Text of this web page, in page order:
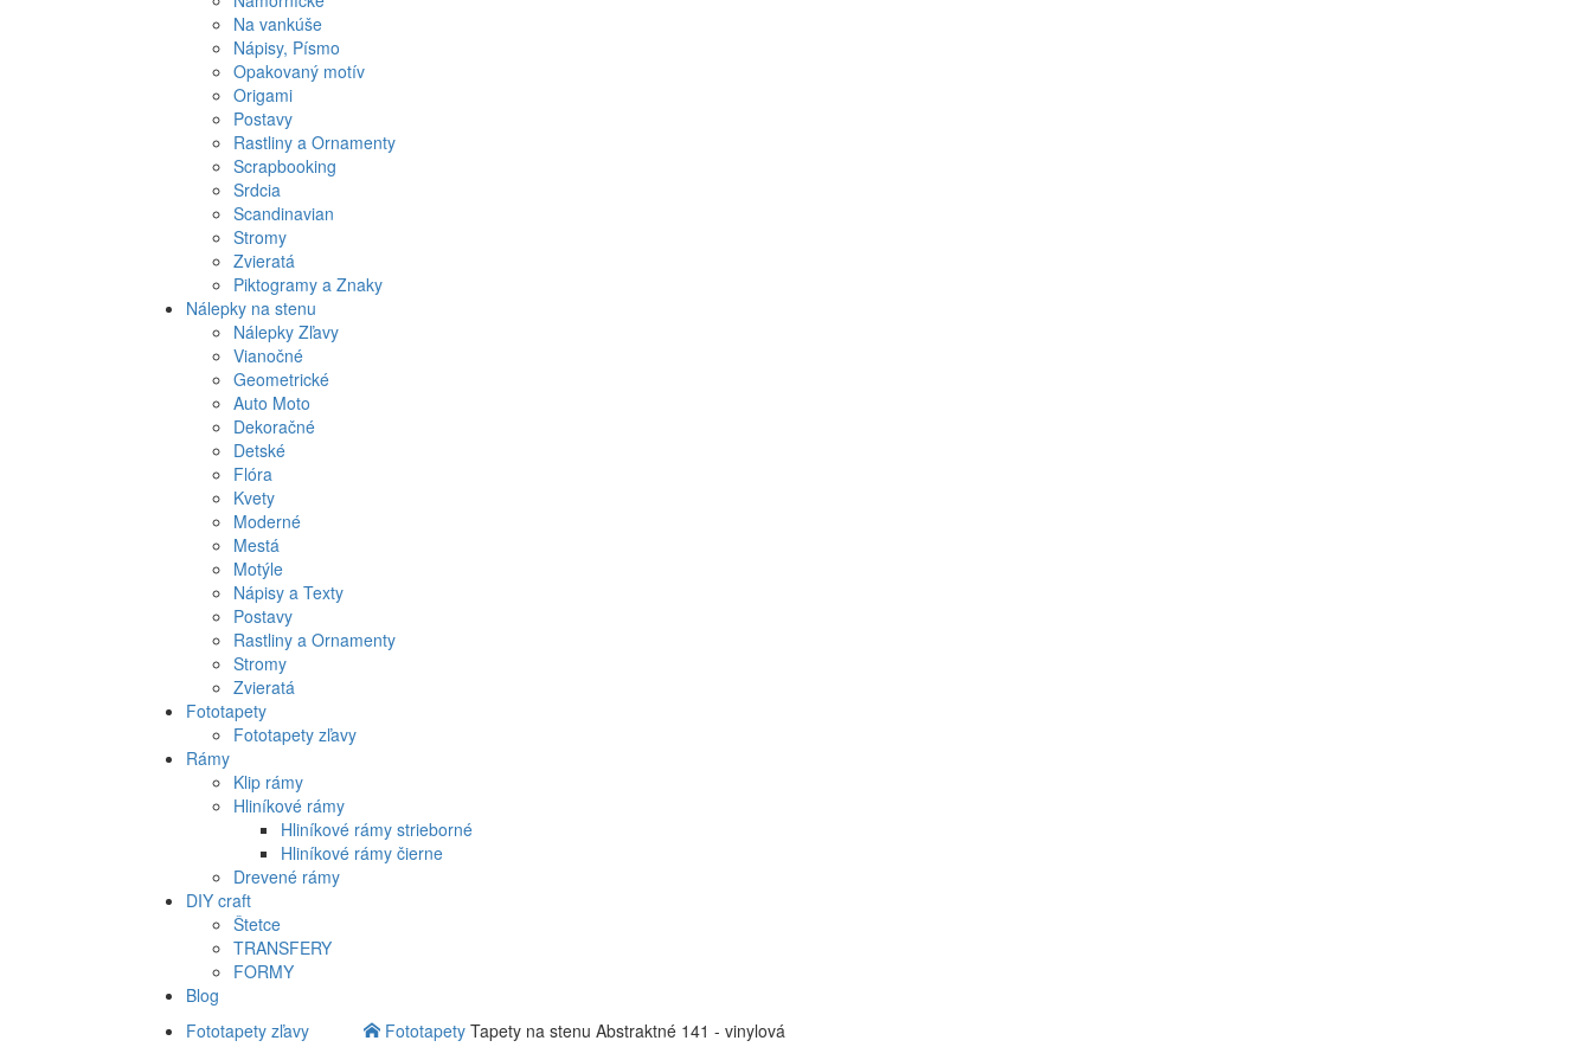
Na vankúše
Nápisy, Písmo
Opakovaný motív
Origami
Postavy
Rastliny a Ornamenty
Scrapbooking
Srdcia
Scandinavian
Stromy
Zvieratá
Piktogramy a Znaky
Nálepky na stenu
Nálepky Zľavy
Vianočné
Geometrické
Auto Moto
Dekoračné
Detské
Flóra
Kvety
Moderné
Mestá
Motýle
Nápisy a Texty
Postavy
Rastliny a Ornamenty
Stromy
Zvieratá
Fototapety
Fototapety zľavy
Rámy
Klip rámy
Hliníkové rámy
Hliníkové rámy strieborné
Hliníkové rámy čierne
Drevené rámy
DIY craft
Štetce
TRANSFERY
FORMY
Blog
Fototapety zľavy
Fototapety Tapety na stenu Abstraktné 141 - vinylová